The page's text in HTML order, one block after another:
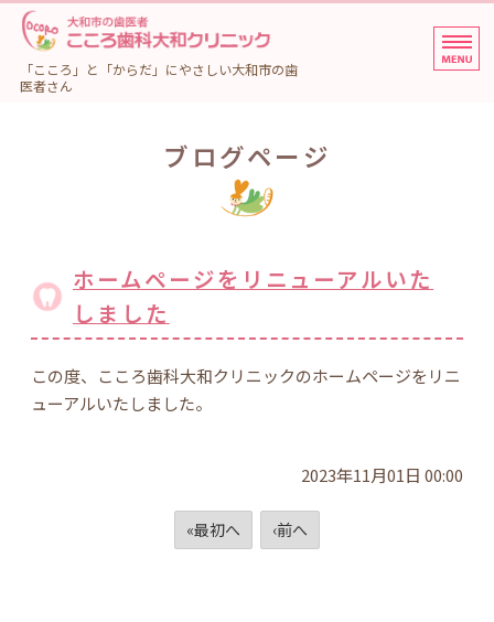
「こころ」と「からだ」にやさしい大和市の歯
医者さん
アクセス・院内紹介
初めての方へ
ブログページ
ホームページをリニューアルいた
しました
この度、こころ歯科大和クリニックのホームページをリニ
ューアルいたしました。
2023年11月01日 00:00
«最初へ ‹前へ